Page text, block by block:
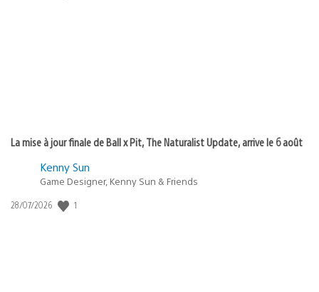
La mise à jour finale de Ball x Pit, The Naturalist Update, arrive le 6 août
Kenny Sun
Game Designer, Kenny Sun & Friends
Date
28/07/2026 1